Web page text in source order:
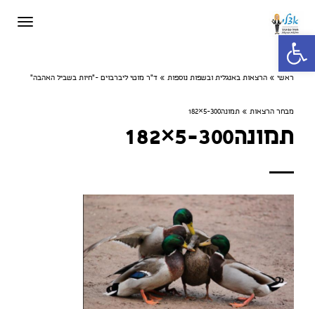
פתח סרגל נגישות
ראשי » הרצאות באנגלית ובשפות נוספות » ד"ר מוטי ליברבוים -"חיות בשביל האהבה"
מבחר הרצאות » תמונה5-300×182
תמונה5-300×182